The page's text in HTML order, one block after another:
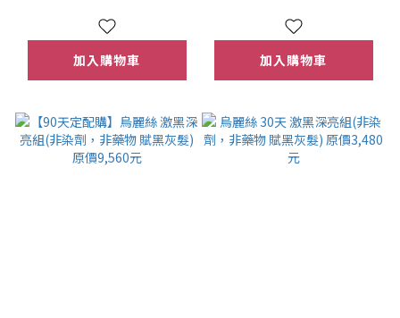
加入購物車 加入購物車